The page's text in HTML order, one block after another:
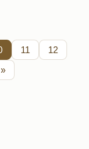
11
12